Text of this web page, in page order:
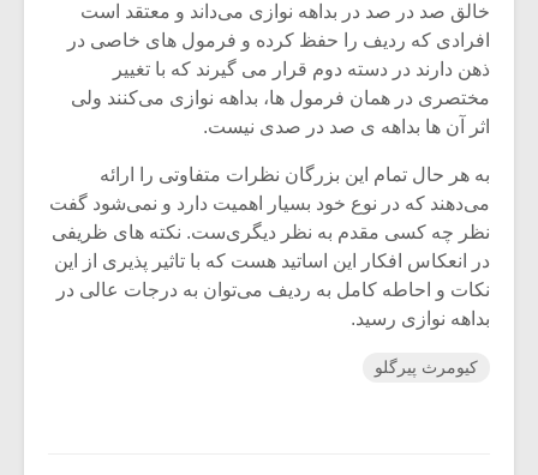
خالق صد در صد در بداهه نوازی می‌داند و معتقد است
افرادی که ردیف را حفظ کرده و فرمول های خاصی در
ذهن دارند در دسته دوم قرار می گیرند که با تغییر
مختصری در همان فرمول ها، بداهه نوازی می‌کنند ولی
اثر آن ها بداهه ی صد در صدی نیست.
به هر حال تمام این بزرگان نظرات متفاوتی را ارائه
می‌دهند که در نوع خود بسیار اهمیت دارد و نمی‌شود گفت
نظر چه کسی مقدم به نظر دیگری‌ست. نکته های ظریفی
در انعکاس افکار این اساتید هست که با تاثیر پذیری از این
نکات و احاطه کامل به ردیف می‌توان به درجات عالی در
بداهه نوازی رسید.
کیومرث پیرگلو